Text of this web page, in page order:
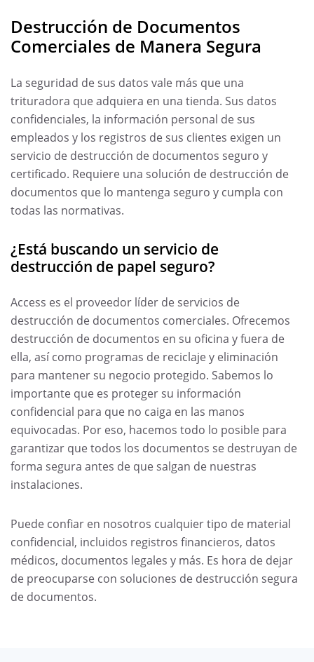
Destrucción de Documentos
Comerciales de Manera Segura
La seguridad de sus datos vale más que una
trituradora que adquiera en una tienda. Sus datos
confidenciales, la información personal de sus
empleados y los registros de sus clientes exigen un
servicio de destrucción de documentos seguro y
certificado. Requiere una solución de destrucción de
documentos que lo mantenga seguro y cumpla con
todas las normativas.
¿Está buscando un servicio de
destrucción de papel seguro?
Access es el proveedor líder de servicios de
destrucción de documentos comerciales. Ofrecemos
destrucción de documentos en su oficina y fuera de
ella, así como programas de reciclaje y eliminación
para mantener su negocio protegido. Sabemos lo
importante que es proteger su información
confidencial para que no caiga en las manos
equivocadas. Por eso, hacemos todo lo posible para
garantizar que todos los documentos se destruyan de
forma segura antes de que salgan de nuestras
instalaciones.
Puede confiar en nosotros cualquier tipo de material
confidencial, incluidos registros financieros, datos
médicos, documentos legales y más. Es hora de dejar
de preocuparse con soluciones de destrucción segura
de documentos.